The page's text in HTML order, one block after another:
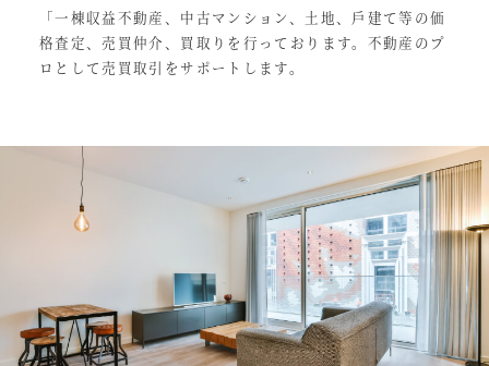
「一棟収益不動産、中古マンション、土地、戶建て等の価
格査定、売買仲介、買取りを行っております。不動産のプ
ロとして売買取引をサポートします。